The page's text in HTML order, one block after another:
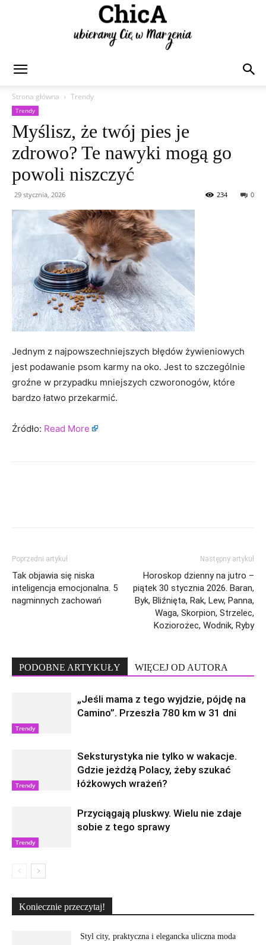
Strona główna
Trendy
Trendy
Myślisz, że twój pies je
zdrowo? Te nawyki mogą go
powoli niszczyć
29 stycznia, 2026 0
234
Jednym z najpowszechniejszych błędów żywieniowych
jest podawanie psom karmy na oko. Jest to szczególnie
groźne w przypadku mniejszych czworonogów, które
bardzo łatwo przekarmić.
Źródło: Read More
Poprzedni artykuł
Tak objawia się niska
inteligencja emocjonalna. 5
nagminnych zachowań
Następny artykuł
Horoskop dzienny na jutro –
piątek 30 stycznia 2026. Baran,
Byk, Bliźnięta, Rak, Lew, Panna,
Waga, Skorpion, Strzelec,
Koziorożec, Wodnik, Ryby
PODOBNE ARTYKUŁY WIĘCEJ OD AUTORA
Trendy
„Jeśli mama z tego wyjdzie, pójdę na
Camino”. Przeszła 780 km w 31 dni
Trendy
Seksturystyka nie tylko w wakacje.
Gdzie jeżdżą Polacy, żeby szukać
łóżkowych wrażeń?
Trendy
Przyciągają pluskwy. Wielu nie zdaje
sobie z tego sprawy
Koniecznie przeczytaj!
Styl city, praktyczna i elegancka uliczna moda